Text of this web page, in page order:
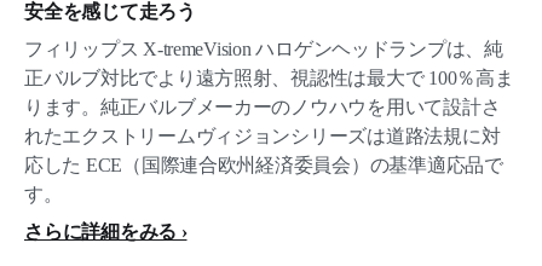
安全を感じて走ろう
フィリップス X-tremeVision ハロゲンヘッドランプは、純
正バルブ対比でより遠方照射、視認性は最大で 100％高ま
ります。純正バルブメーカーのノウハウを用いて設計さ
れたエクストリームヴィジョンシリーズは道路法規に対
応した ECE（国際連合欧州経済委員会）の基準適応品で
す。
さらに詳細をみる